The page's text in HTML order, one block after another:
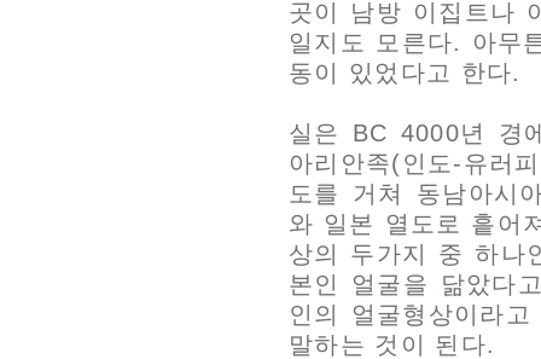
곳이 남방 이집트나
일지도 모른다. 아무
동이 있었다고 한다.
실은 BC 4000년 경
아리안족(인도-유러
도를 거쳐 동남아시
와 일본 열도로 흩어
상의 두가지 중 하나
본인 얼굴을 닮았다
인의 얼굴형상이라
말하는 것이 된다.